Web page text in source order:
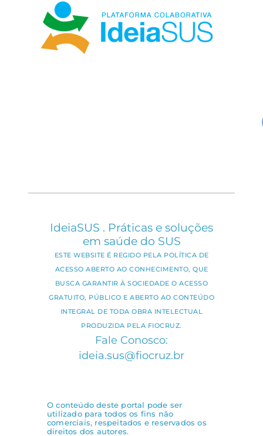
IdeiaSUS . Práticas e soluções
em saúde do SUS
ESTE WEBSITE É REGIDO PELA POLÍTICA DE
ACESSO ABERTO AO CONHECIMENTO, QUE
BUSCA GARANTIR À SOCIEDADE O ACESSO
GRATUITO, PÚBLICO E ABERTO AO CONTEÚDO
INTEGRAL DE TODA OBRA INTELECTUAL
PRODUZIDA PELA FIOCRUZ.
Fale Conosco:
ideia.sus@fiocruz.br
O conteúdo deste portal pode ser
utilizado para todos os fins não
comerciais, respeitados e reservados os
direitos dos autores.